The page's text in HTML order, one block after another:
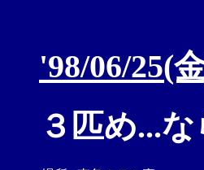
'98/06/25(
３匹め...